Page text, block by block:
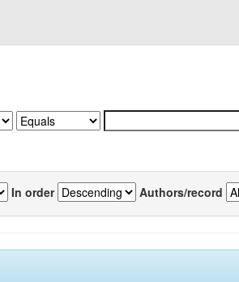
In order Authors/record